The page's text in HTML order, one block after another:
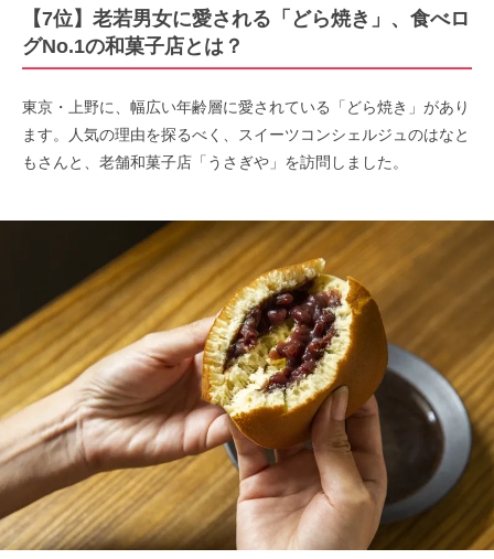
【7位】老若男女に愛される「どら焼き」、食べロ
グNo.1の和菓子店とは？
東京・上野に、幅広い年齢層に愛されている「どら焼き」があり
ます。人気の理由を探るべく、スイーツコンシェルジュのはなと
もさんと、老舗和菓子店「うさぎや」を訪問しました。